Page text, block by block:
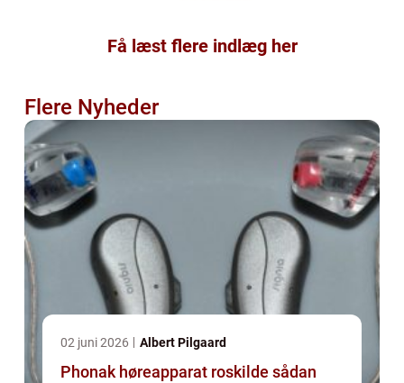
Få læst flere indlæg her
Flere Nyheder
02 juni 2026 Albert Pilgaard
Phonak høreapparat roskilde sådan